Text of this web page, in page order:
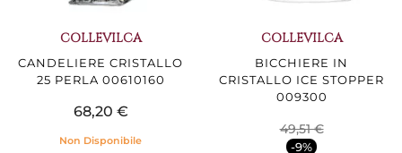
COLLEVILCA
CANDELIERE CRISTALLO
25 PERLA 00610160
68,20 €
Non Disponibile
COLLEVILCA
BICCHIERE IN
CRISTALLO ICE STOPPER
009300
49,51 €
-9%